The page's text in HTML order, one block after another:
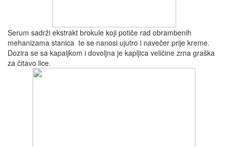
Serum sadrži ekstrakt brokule koji potiče rad obrambenih
mehanizama stanica te se nanosi ujutro i navečer prije kreme.
Dozira se sa kapaljkom i dovoljna je kapljica veličine zrna graška
za čitavo lice.